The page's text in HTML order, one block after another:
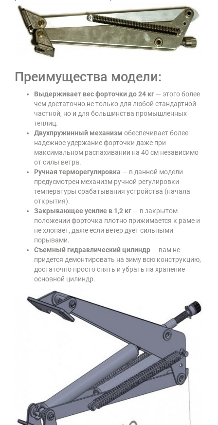
Преимущества модели:
Выдерживает вес форточки до 24 кг — этого более
чем достаточно не только для любой стандартной
частной, но и для большинства промышленных
теплиц.
Двухпружинный механизм обеспечивает более
надежное удержание форточки даже при
максимальном распахивании на 40 см независимо
от силы ветра.
Ручная терморегулировка — в данной модели
предусмотрен механизм ручной регулировки
температуры срабатывания устройства (начала
открытия).
Закрывающее усилие в 1,2 кг — в закрытом
положении форточка плотно прижимается к раме и
не хлопает, даже если ветер дует сильными
порывами.
Съемный гидравлический цилиндр — вам не
придется демонтировать на зиму всю конструкцию,
достаточно просто снять и убрать на хранение
основной цилиндр.